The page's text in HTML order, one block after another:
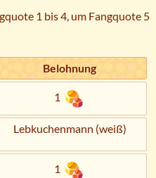
1 bis 4, um Fangquote 5
Belohnung
1
Lebkuchenmann (weiß)
1